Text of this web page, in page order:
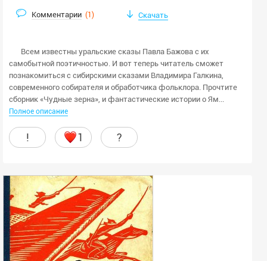
Комментарии (1) Скачать
Всем известны уральские сказы Павла Бажова с их
самобытной поэтичностью. И вот теперь читатель сможет
познакомиться с сибирскими сказами Владимира Галкина,
современного собирателя и обработчика фольклора. Прочтите
сборник «Чудные зерна», и фантастические истории о Ям...
Полное описание
! 1 ?